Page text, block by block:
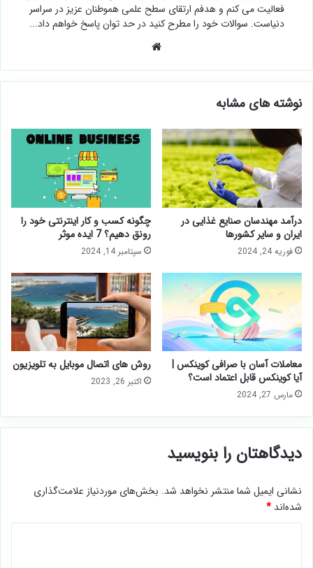
فعالیت می کنم و هدفم ارتقای سطح علمی هموطنان عزیز در سراسر
دنیاست. سوالات خود را مطرح کنید در حد توان پاسخ خواهم داد...
نوشته های مشابه
درآمد مهندسان صنایع غذایی در
ایران و سایر کشورها
فوریه 24, 2024
چگونه کسب و کار اینترنتی خود را
رونق دهیم؟ 7 ایده موثر
سپتامبر 14, 2024
معاملات آسان با صرافی کوینکس |
آیا کوینکس قابل اعتماد است؟
مارس 27, 2024
روش های اتصال موبایل به تلویزیون
اکتبر 26, 2023
دیدگاهتان را بنویسید
نشانی ایمیل شما منتشر نخواهد شد. بخش‌های موردنیاز علامت‌گذاری
شده‌اند *